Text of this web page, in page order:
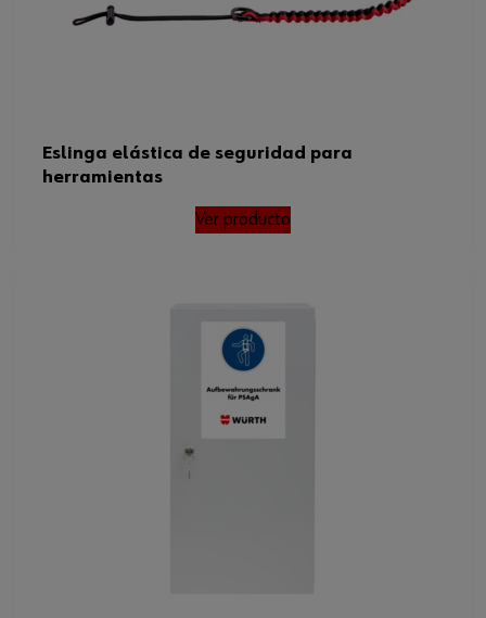
Eslinga elástica de seguridad para
herramientas
Ver producto